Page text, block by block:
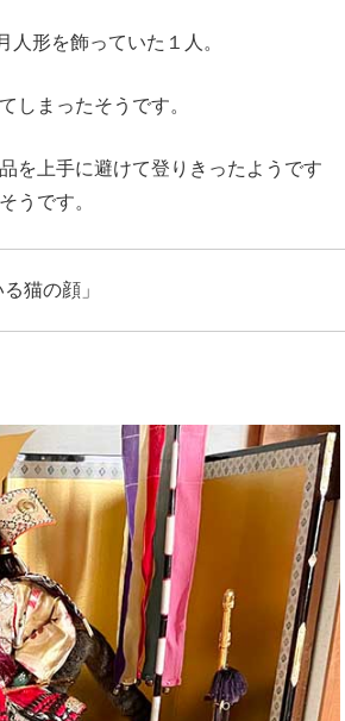
人形を飾っていた１人。
しまったそうです。
を上手に避けて登りきったようです
うです。
猫の顔」